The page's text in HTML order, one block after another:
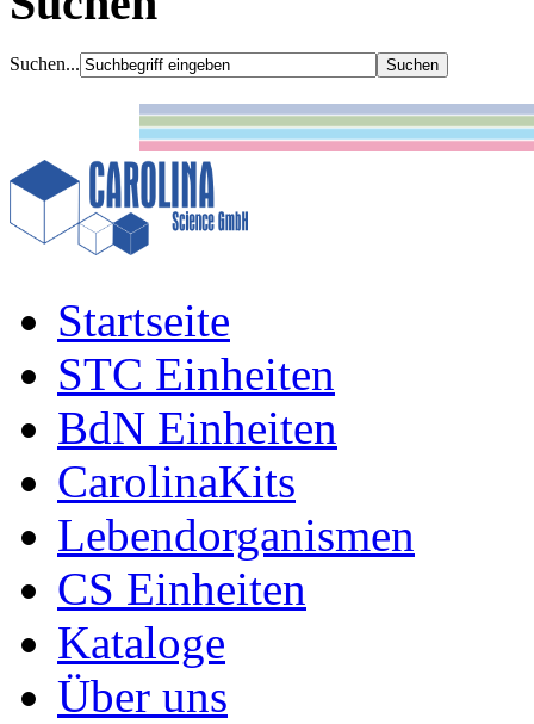
Suchen...
Startseite
STC Einheiten
BdN Einheiten
CarolinaKits
Lebendorganismen
CS Einheiten
Kataloge
Über uns